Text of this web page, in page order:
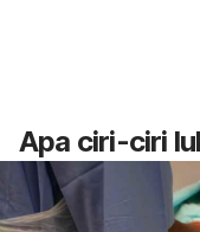
Apa ciri-ciri